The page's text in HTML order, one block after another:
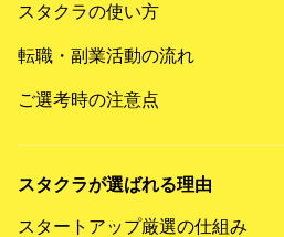
スタクラの使い方
転職・副業活動の流れ
ご選考時の注意点
スタクラが選ばれる理由
スタートアップ厳選の仕組み